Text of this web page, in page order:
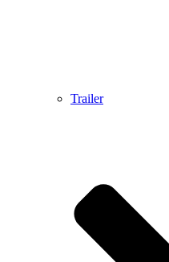
Trailer